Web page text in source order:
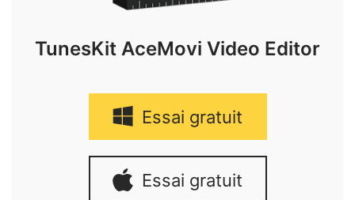
TunesKit AceMovi Video Editor
Essai gratuit
Essai gratuit